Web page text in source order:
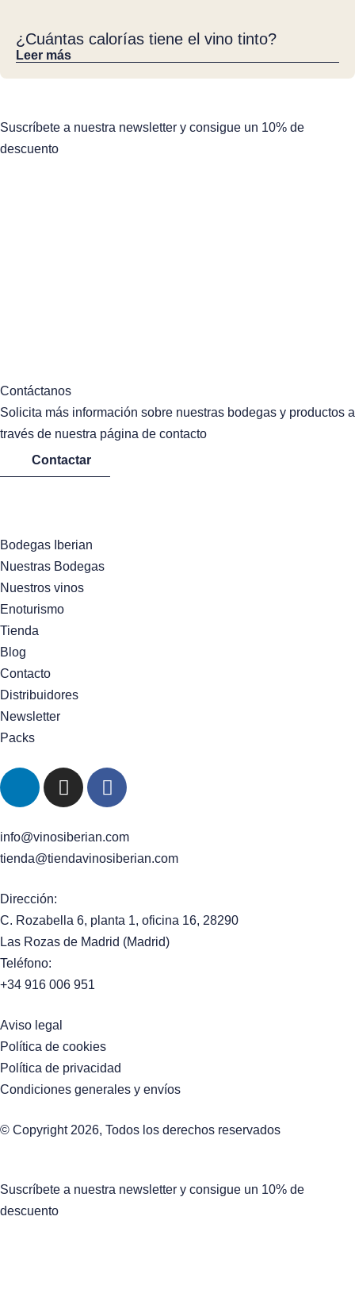
¿Cuántas calorías tiene el vino tinto?
Leer más
Suscríbete a nuestra newsletter y consigue un 10% de
descuento
Contáctanos
Solicita más información sobre nuestras bodegas y productos a
través de nuestra página de contacto
Contactar
Bodegas Iberian
Nuestras Bodegas
Nuestros vinos
Enoturismo
Tienda
Blog
Contacto
Distribuidores
Newsletter
Packs
info@vinosiberian.com
tienda@tiendavinosiberian.com
Dirección:
C. Rozabella 6, planta 1, oficina 16, 28290
Las Rozas de Madrid (Madrid)
Teléfono:
+34 916 006 951
Aviso legal
Política de cookies
Política de privacidad
Condiciones generales y envíos
© Copyright 2026, Todos los derechos reservados
Suscríbete a nuestra newsletter y consigue un 10% de
descuento